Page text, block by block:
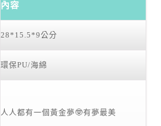
內容
28*15.5*9公分
環保PU/海綿
人人都有一個黃金夢🤓有夢最美